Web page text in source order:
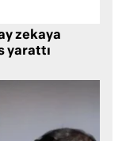
zekaya
yarattı